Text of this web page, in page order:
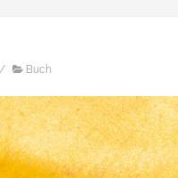
/ Buch